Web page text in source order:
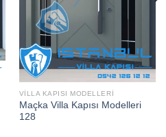
VILLA KAPISI MODELLERI
Maçka Villa Kapısı Modelleri
128